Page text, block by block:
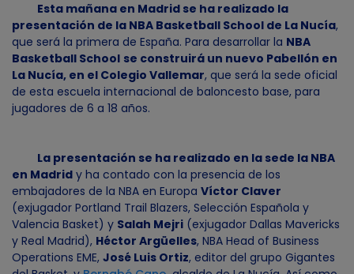
Esta mañana en Madrid se ha realizado la
presentación de la NBA Basketball School de La Nucía,
que será la primera de España. Para desarrollar la NBA
Basketball School se construirá un nuevo Pabellón en
La Nucía, en el Colegio Vallemar, que será la sede oficial
de esta escuela internacional de baloncesto base, para
jugadores de 6 a 18 años.
La presentación se ha realizado en la sede la NBA
en Madrid y ha contado con la presencia de los
embajadores de la NBA en Europa Víctor Claver
(exjugador Portland Trail Blazers, Selección Española y
Valencia Basket) y Salah Mejri (exjugador Dallas Mavericks
y Real Madrid), Héctor Argüelles, NBA Head of Business
Operations EME, José Luis Ortiz, editor del grupo Gigantes